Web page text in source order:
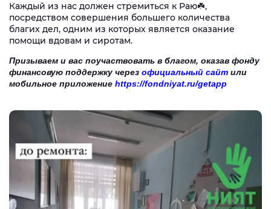
Каждый из нас должен стремиться к Раю☘️,
посредством совершения большего количества
благих дел, одним из которых является оказание
помощи вдовам и сиротам.
Призываем и вас поучаствовать в благом, оказав фонду
финансовую поддержку через официальный сайт или
мобильное приложение https://fondniyat.ru/getapp